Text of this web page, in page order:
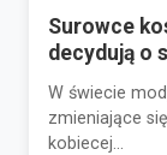
Surowce
decydują o
W świecie
zmieniające
kobiecej...